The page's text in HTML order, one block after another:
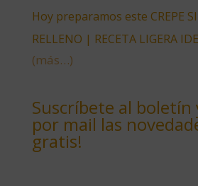
Hoy preparamos este CREPE
RELLENO | RECETA LIGERA
(más…)
Suscríbete al boletín
por mail las
gratis!